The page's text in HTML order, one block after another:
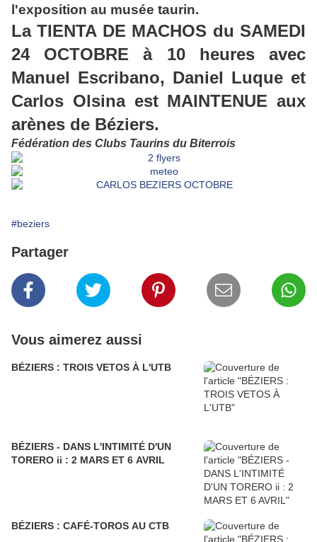
l'exposition au musée taurin.
La TIENTA DE MACHOS du SAMEDI
24 OCTOBRE à 10 heures avec
Manuel Escribano, Daniel Luque et
Carlos Olsina est MAINTENUE aux
arènes de Béziers.
Fédération des Clubs Taurins du Biterrois
#beziers
Partager
Vous aimerez aussi
BÉZIERS : TROIS VETOS À L'UTB
BÉZIERS - DANS L'INTIMITÉ D'UN
TORERO ii : 2 MARS ET 6 AVRIL
BÉZIERS : CAFÉ-TOROS AU CTB